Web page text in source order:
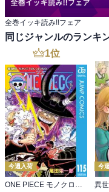
全巻イッキ読み!!フェア
同じジャンルのランキ
1位
今週入荷
ONE PIECE モノクロ版 115
今